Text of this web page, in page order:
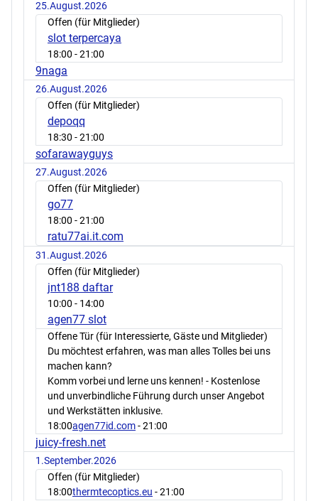
25.August.2026
Offen (für Mitglieder)
slot terpercaya
18:00 - 21:00
9naga
26.August.2026
Offen (für Mitglieder)
depoqq
18:30 - 21:00
sofarawayguys
27.August.2026
Offen (für Mitglieder)
go77
18:00 - 21:00
ratu77ai.it.com
31.August.2026
Offen (für Mitglieder)
jnt188 daftar
10:00 - 14:00
agen77 slot
Offene Tür (für Interessierte, Gäste und Mitglieder)
Du möchtest erfahren, was man alles Tolles bei uns
machen kann?
Komm vorbei und lerne uns kennen! - Kostenlose
und unverbindliche Führung durch unser Angebot
und Werkstätten inklusive.
18:00agen77id.com- 21:00
juicy-fresh.net
1.September.2026
Offen (für Mitglieder)
18:00thermtecoptics.eu - 21:00